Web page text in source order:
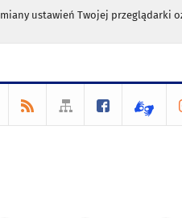
ustawień Twojej przeglądarki